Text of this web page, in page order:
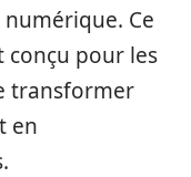
Ce
conçu pour les
transformer
en